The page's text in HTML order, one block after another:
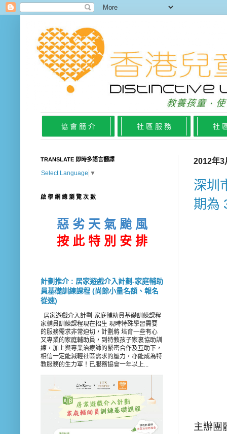
協 會 簡 介 社 區 服 務 社
2012年3
深圳
期為
主辦團
TRANSLATE 即時多語言翻譯
Select Language ▼
啟 學 網 總 瀏 覽 次 數
惡 劣 天 氣 颱 風
按 此 特 別 安 排
計劃推介 : 居家遊戲介入計劃-家庭輔助
員基礎訓練課程 (尚餘小量名額、報名
從速)
居家遊戲介入計劃-家庭輔助員基礎訓練課程
家輔員訓練課程現在招生 現時特殊學習需要
的服務需求非常迫切，計劃將 培育一些有心
又專業的家庭輔助員，到特教孩子家裏協助訓
練，加上與專業治療師的緊密合作及互助下，
相信一定能減輕社區需求的壓力，亦能成為特
教服務的生力軍！已服務協會一年以上...